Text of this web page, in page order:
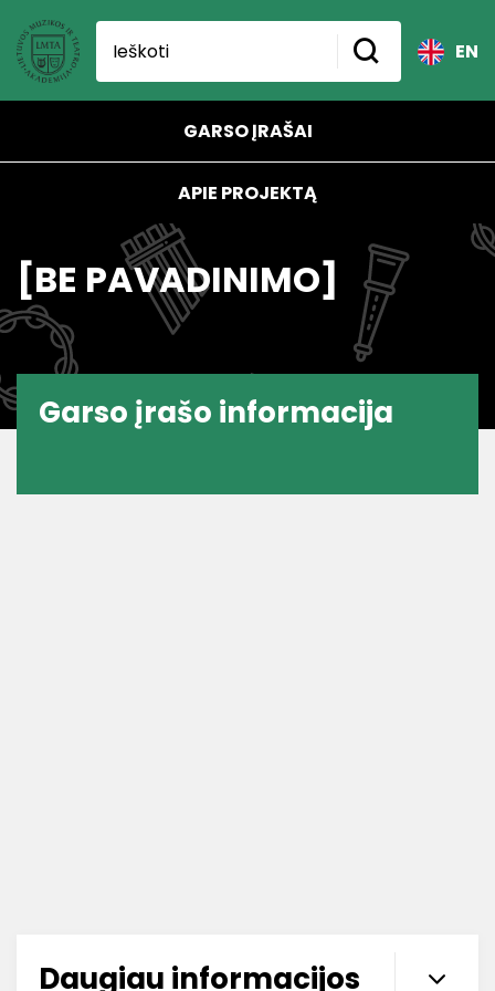
EN
GARSO ĮRAŠAI
APIE PROJEKTĄ
[BE PAVADINIMO]
Garso įrašo informacija
Daugiau informacijos